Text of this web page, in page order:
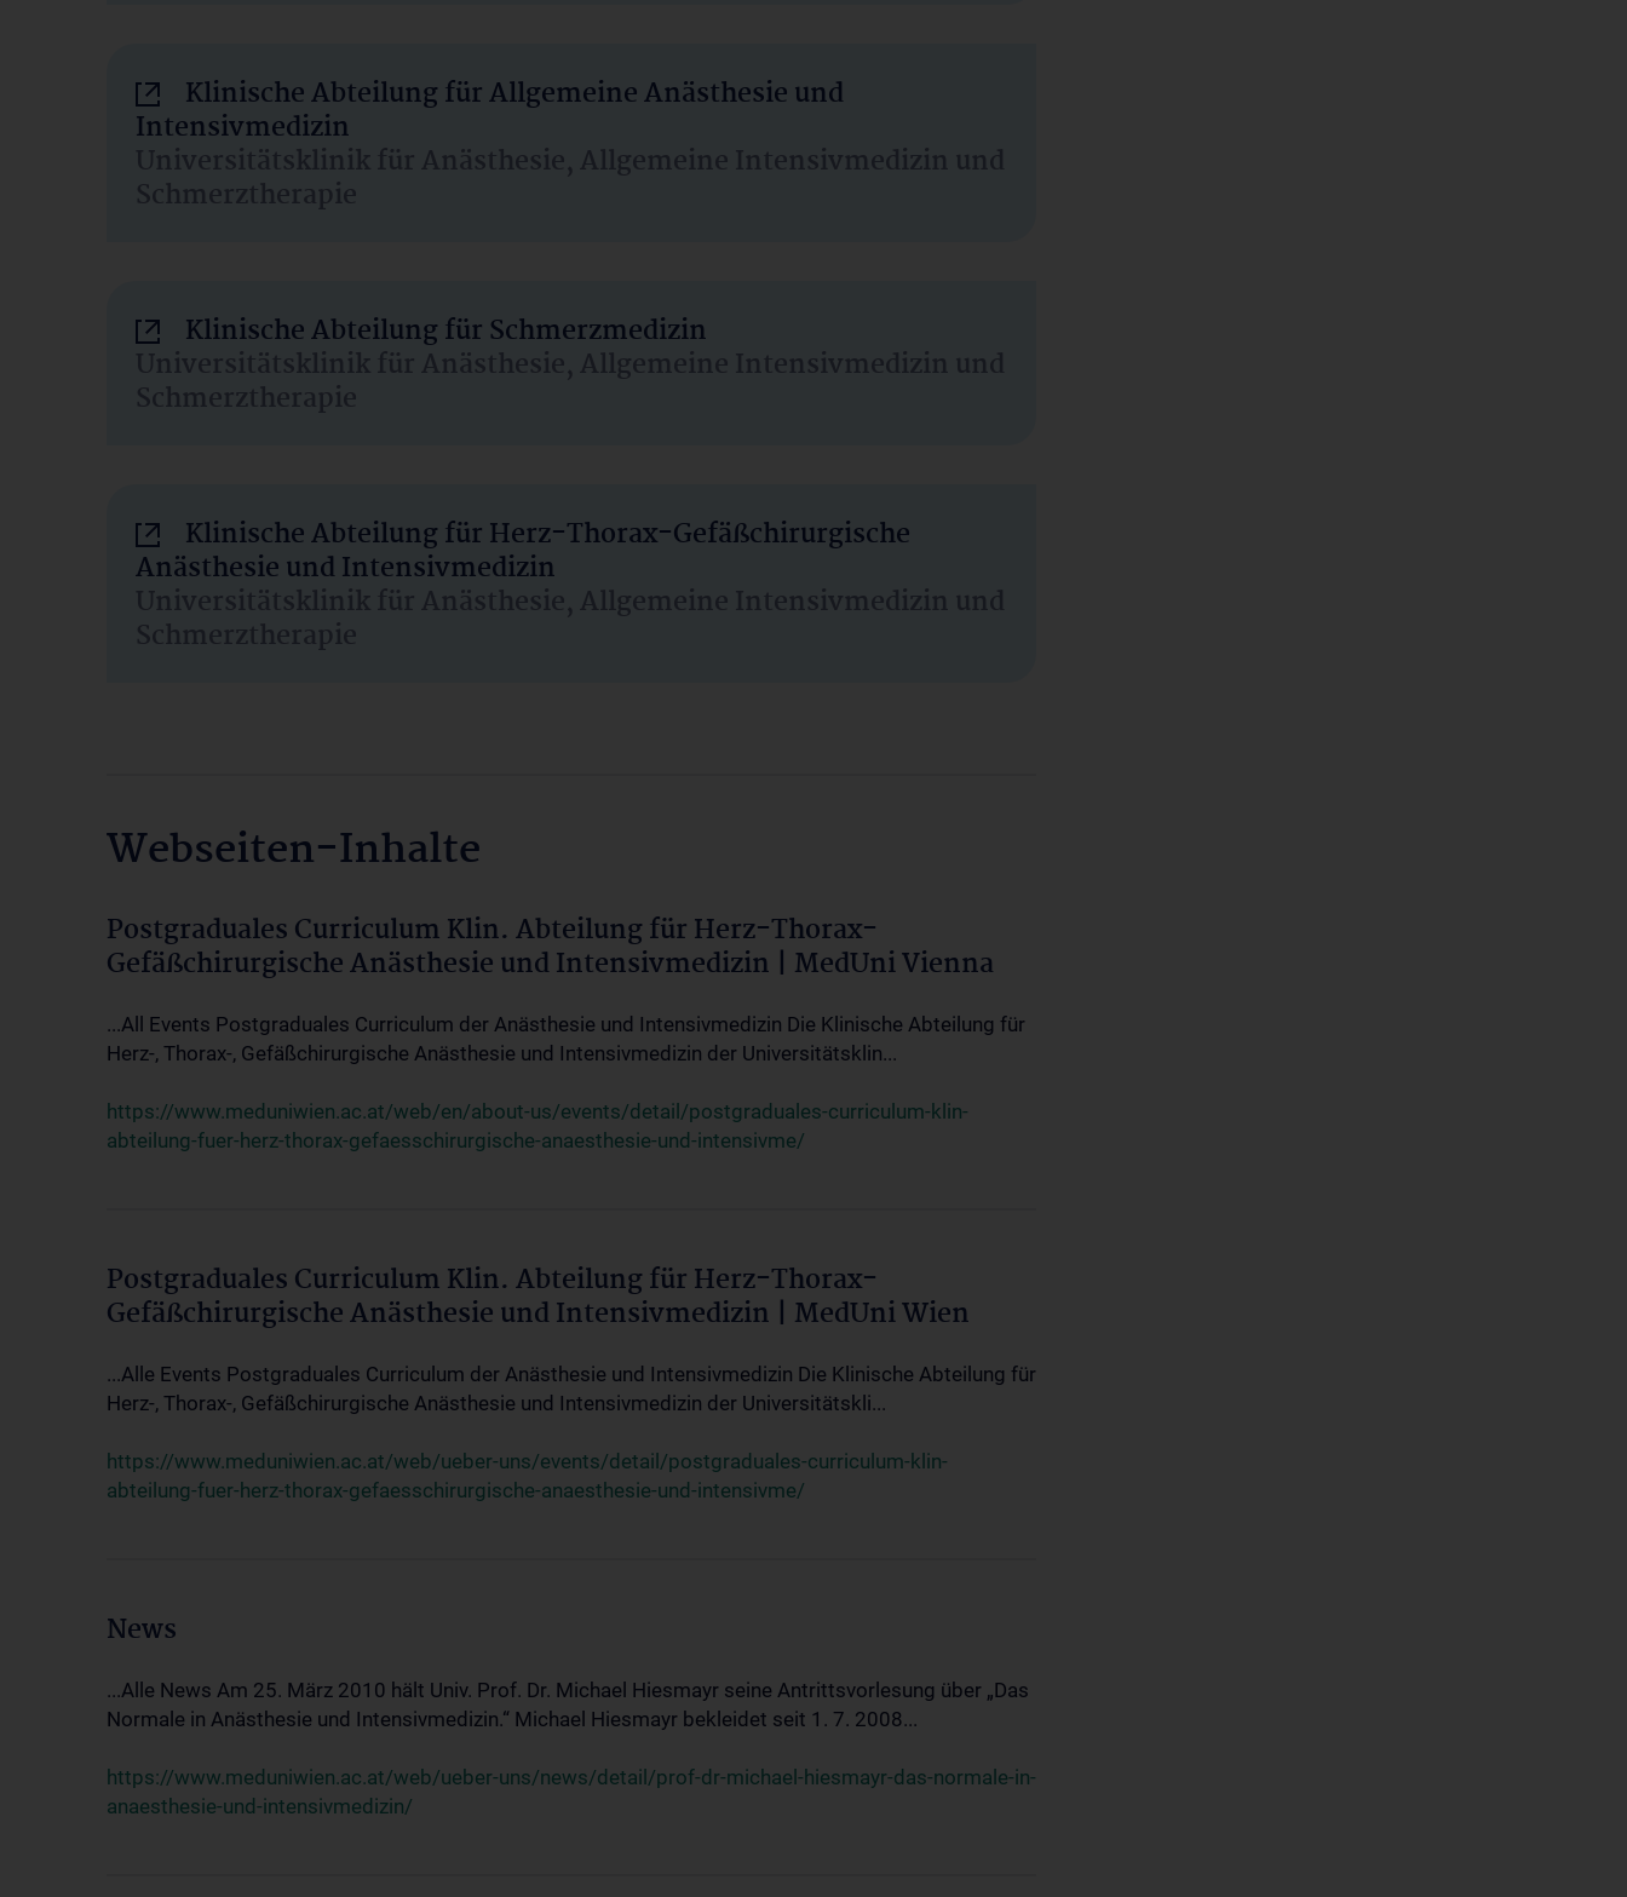
Klinische Abteilung für Allgemeine Anästhesie und
Intensivmedizin
Universitätsklinik für Anästhesie, Allgemeine Intensivmedizin und
Schmerztherapie
Klinische Abteilung für Schmerzmedizin
Universitätsklinik für Anästhesie, Allgemeine Intensivmedizin und
Schmerztherapie
Klinische Abteilung für Herz-Thorax-Gefäßchirurgische
Anästhesie und Intensivmedizin
Universitätsklinik für Anästhesie, Allgemeine Intensivmedizin und
Schmerztherapie
Webseiten-Inhalte
Postgraduales Curriculum Klin. Abteilung für Herz-Thorax-
Gefäßchirurgische Anästhesie und Intensivmedizin | MedUni Vienna
...All Events Postgraduales Curriculum der Anästhesie und Intensivmedizin Die Klinische Abteilung für
Herz-, Thorax-, Gefäßchirurgische Anästhesie und Intensivmedizin der Universitätsklin...
https://www.meduniwien.ac.at/web/en/about-us/events/detail/postgraduales-curriculum-klin-
abteilung-fuer-herz-thorax-gefaesschirurgische-anaesthesie-und-intensivme/
Postgraduales Curriculum Klin. Abteilung für Herz-Thorax-
Gefäßchirurgische Anästhesie und Intensivmedizin | MedUni Wien
...Alle Events Postgraduales Curriculum der Anästhesie und Intensivmedizin Die Klinische Abteilung für
Herz-, Thorax-, Gefäßchirurgische Anästhesie und Intensivmedizin der Universitätskli...
https://www.meduniwien.ac.at/web/ueber-uns/events/detail/postgraduales-curriculum-klin-
abteilung-fuer-herz-thorax-gefaesschirurgische-anaesthesie-und-intensivme/
News
...Alle News Am 25. März 2010 hält Univ. Prof. Dr. Michael Hiesmayr seine Antrittsvorlesung über „Das
Normale in Anästhesie und Intensivmedizin.“ Michael Hiesmayr bekleidet seit 1. 7. 2008...
https://www.meduniwien.ac.at/web/ueber-uns/news/detail/prof-dr-michael-hiesmayr-das-normale-in-
anaesthesie-und-intensivmedizin/